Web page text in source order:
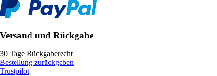
Versand und Rückgabe
30 Tage Rückgaberecht
Bestellung zurückgeben
Trustpilot